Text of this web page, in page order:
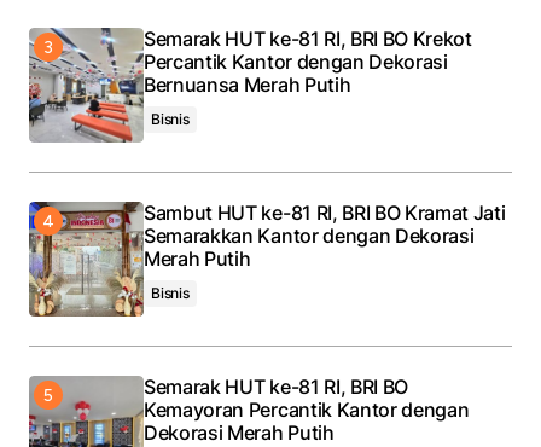
Semarak HUT ke-81 RI, BRI BO Krekot
Percantik Kantor dengan Dekorasi
Bernuansa Merah Putih
Bisnis
Sambut HUT ke-81 RI, BRI BO Kramat Jati
Semarakkan Kantor dengan Dekorasi
Merah Putih
Bisnis
Semarak HUT ke-81 RI, BRI BO
Kemayoran Percantik Kantor dengan
Dekorasi Merah Putih